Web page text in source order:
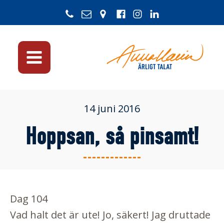
14 juni 2016
Hoppsan, så pinsamt!
Dag 104
Vad halt det är ute! Jo, säkert! Jag druttade